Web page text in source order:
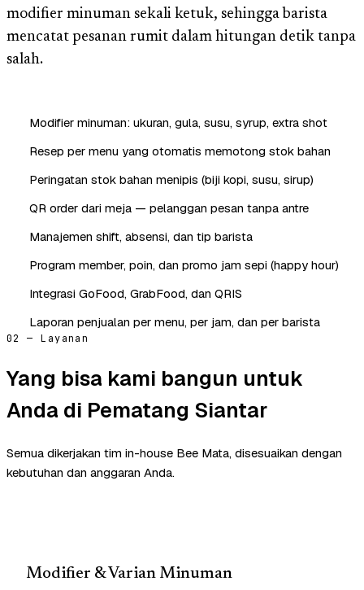
modifier minuman sekali ketuk, sehingga barista
mencatat pesanan rumit dalam hitungan detik tanpa
salah.
Modifier minuman: ukuran, gula, susu, syrup, extra shot
Resep per menu yang otomatis memotong stok bahan
Peringatan stok bahan menipis (biji kopi, susu, sirup)
QR order dari meja — pelanggan pesan tanpa antre
Manajemen shift, absensi, dan tip barista
Program member, poin, dan promo jam sepi (happy hour)
Integrasi GoFood, GrabFood, dan QRIS
Laporan penjualan per menu, per jam, dan per barista
02 — Layanan
Yang bisa kami bangun untuk
Anda di Pematang Siantar
Semua dikerjakan tim in-house Bee Mata, disesuaikan dengan
kebutuhan dan anggaran Anda.
Modifier & Varian Minuman